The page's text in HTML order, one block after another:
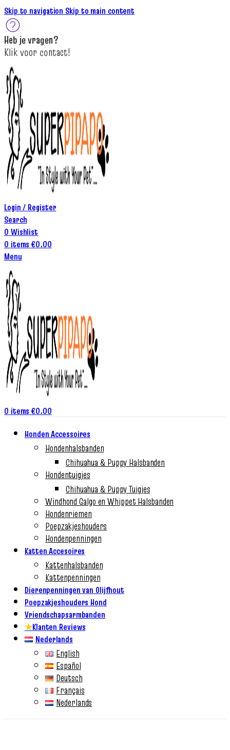
Skip to navigation Skip to main content
Heb jevragen?
Klikvoor contact!
Login / Register
Search
0 Wishlist
0 items €0.00
Menu
0 items €0.00
Honden Accessoires
Hondenhalsbanden
Chihuahua & Puppy Halsbanden
Hondentuigjes
Chihuahua & Puppy Tuigjes
Windhond Galgo en Whippet Halsbanden
Hondenriemen
Poepzakjeshouders
Hondenpenningen
Katten Accesoires
Kattenhalsbanden
Kattenpenningen
Dierenpenningen van Olijfhout
Poepzakjeshouders Hond
Vriendschapsarmbanden
★Klanten Reviews
Nederlands
English
Español
Deutsch
Français
Nederlands